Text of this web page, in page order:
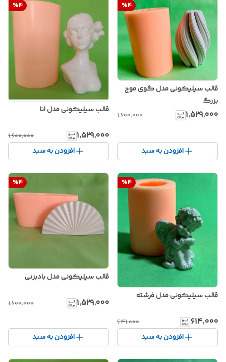
%4
قالب سیلیکونی مدل گوی موج
بزرگ
۱٬۵۲۹٬۰۰۰ ۱٬۶۰۰٬۰۰۰
افزودن به سبد
%4
قالب سیلیکونی مدل انا
۱٬۵۲۹٬۰۰۰ ۱٬۶۰۰٬۰۰۰
افزودن به سبد
%4
قالب سیلیکونی مدل فرشته
۶۱۴٬۰۰۰ ۶۴۱٬۰۰۰
افزودن به سبد
%4
قالب سیلیکونی مدل بادبزنی
۱٬۵۲۹٬۰۰۰ ۱٬۶۰۰٬۰۰۰
افزودن به سبد